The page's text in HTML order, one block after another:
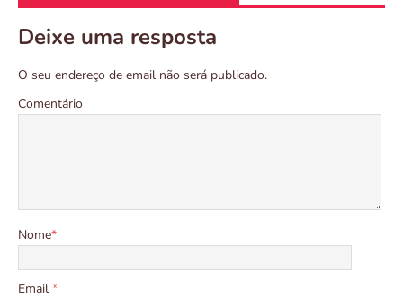
Deixe uma resposta
O seu endereço de email não será publicado.
Comentário
Nome*
Email *